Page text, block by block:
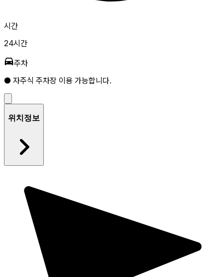
시간
24시간
주차
● 자주식 주차장 이용 가능합니다.
위치정보